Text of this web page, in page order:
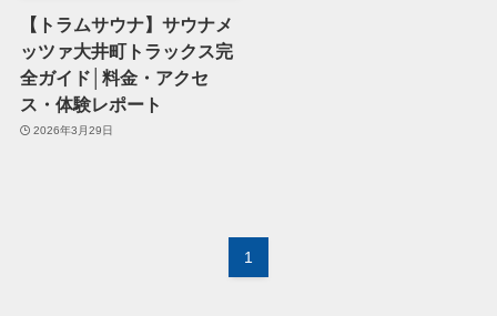
【トラムサウナ】サウナメ
ッツァ大井町トラックス完
全ガイド│料金・アクセ
ス・体験レポート
2026年3月29日
1